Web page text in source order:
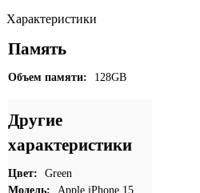
Б/
)
-
Характеристики
Память
Объем памяти: 128GB
Другие
характеристики
Цвет:
Green
Модель:
Apple iPhone 15